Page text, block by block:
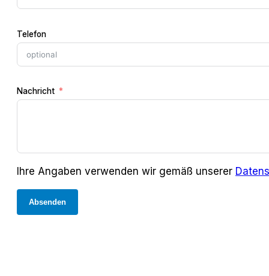
Telefon
Nachricht
Ihre Angaben verwenden wir gemäß unserer
Absenden